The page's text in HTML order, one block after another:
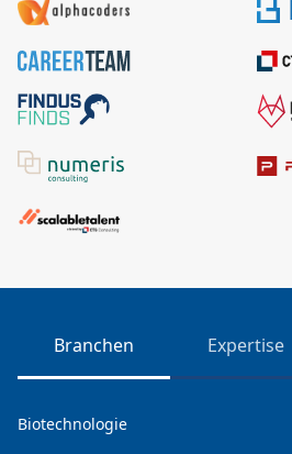
Branchen Expertise
Biotechnologie